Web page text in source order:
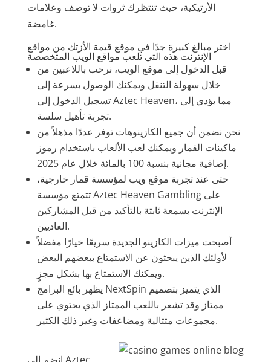
الأزتيكية، حيث تنتظرك ثروات لا توصف وعلامات
غامضة.
اختر مبالغ كبيرة جدًا في موقع قيمة الأزتك من مواقع
الإنترنت هذه التي تلعب مواقع الويب المتخصصة
قبل الدخول إلى موقع الويب، نرحب باللاعبين من
خلال سهولة التنقل ويمكنك الوصول بسرعة إلى
تسجيل الدخول إلى Aztec Heaven، مما يؤدي إلى
تجربة تأهيل سلسة.
نحن نضمن أن جميع الكازينوهات توفر عددًا مذهلاً من
ماكينات القمار ويمكنك لعب الألعاب باستخدام رموز
إضافية مجانية بنسبة 100 بالمائة خلال عام 2025.
حتى عند تجربة موقع ويب لمؤسسة قمار خارجية،
تتمتع مؤسسة Aztec Heaven Gambling على
الإنترنت بسمعة ثابتة بالتأكيد من قبل المشاركين
العاديين.
أصبحت ميزات الكازينو الجديدة سريعًا خيارًا مفضلاً
لأولئك الذين يبحثون عن الاستمتاع ببعضهم البعض
ويمكنك الاستمتاع بها بشكل مجزٍ.
يظهر بائع البرامج NextSpin الذي يتميز بتصميم
ممتاز وقد تشعر باللعب الممتاز الذي يحتوي على
مجموعات متتالية ومضاعفات وغير ذلك الكثير.